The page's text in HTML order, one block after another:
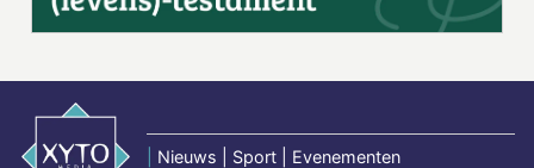
Nieuws | Sport | Evenementen